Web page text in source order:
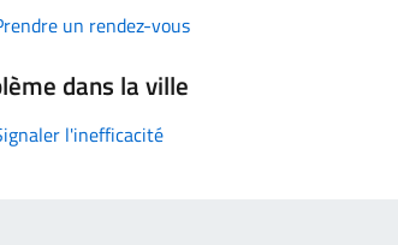
un rendez-vous
dans la ville
l'inefficacité